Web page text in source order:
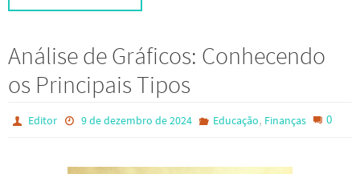
Análise de Gráficos: Conhecendo
os Principais Tipos
Editor 9 de dezembro de 2024 Educação, Finanças 0